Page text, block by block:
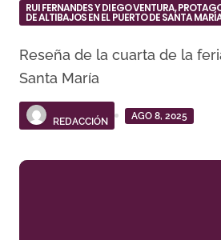
RUI FERNANDES Y DIEGO VENTURA,
DE ALTIBAJOS EN EL PUERTO DE SANTA
Reseña de la cuarta de la feria en el Puerto de
Santa María
REDACCIÓN
AGO 8, 2025